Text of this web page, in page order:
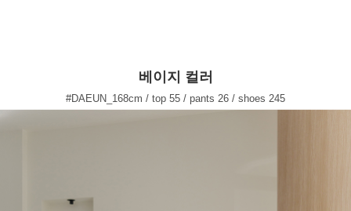
베이지 컬러
#DAEUN_168cm / top 55 / pants 26 / shoes 245